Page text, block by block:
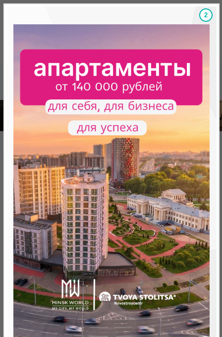
Скидки на новостройки, бонусы Готовые
База новостроек Минска «Минск Мир»
7.11 "Монако", квартал "Средиземноморский"
7.11 "Монако", квартал
"Средиземноморский"
нет в продаже
Минск, Октябрьский, ул. Николы Теслы
метро «Ковальская Слобода», 566 м
Объект реализован
1